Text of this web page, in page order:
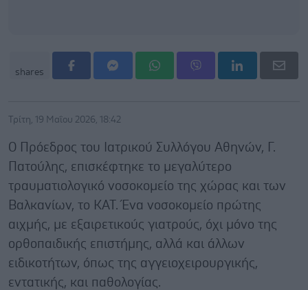
shares
Τρίτη, 19 Μαΐου 2026, 18:42
Ο Πρόεδρος του Ιατρικού Συλλόγου Αθηνών, Γ.
Πατούλης, επισκέφτηκε το μεγαλύτερο
τραυματιολογικό νοσοκομείο της χώρας και των
Βαλκανίων, το ΚΑΤ. Ένα νοσοκομείο πρώτης
αιχμής, με εξαιρετικούς γιατρούς, όχι μόνο της
ορθοπαιδικής επιστήμης, αλλά και άλλων
ειδικοτήτων, όπως της αγγειοχειρουργικής,
εντατικής, και παθολογίας.